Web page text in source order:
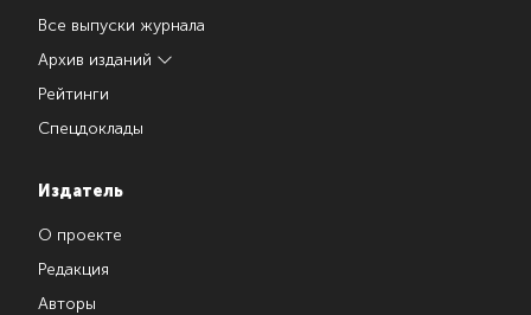
Все выпуски журнала
Архив изданий
Рейтинги
Спецдоклады
Издатель
О проекте
Редакция
Авторы